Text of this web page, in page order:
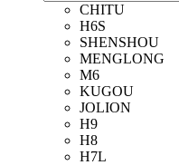
CHITU
H6S
SHENSHOU
MENGLONG
M6
KUGOU
JOLION
H9
H8
H7L